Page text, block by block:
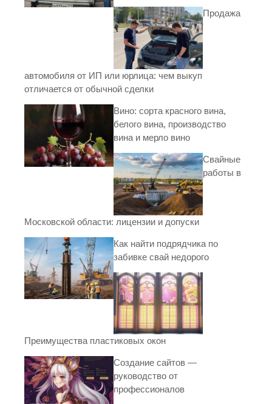
Продажа
автомобиля от ИП или юрлица: чем выкуп
отличается от обычной сделки
Вино: сорта красного вина,
белого вина, производство
вина и мерло вино
Свайные
работы в
Московской области: лицензии и допуски
Как найти подрядчика по
забивке свай недорого
Преимущества пластиковых окон
Создание сайтов —
руководство от
профессионалов